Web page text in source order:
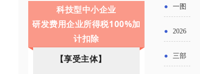
科技型中小企业
研发费用企业所得税100%加
计扣除
【享受主体】
解）
特新中
财政奖
最高可
获1.5%
政贴息
举措激
发各类
经营主
求做好
帮扶小
● 一图
法及其
● 2026
● 三部